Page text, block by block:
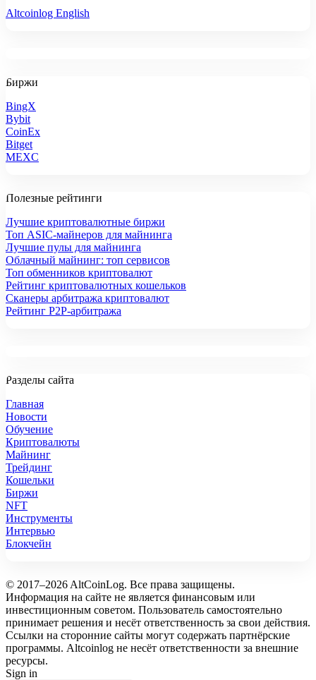
Altcoinlog English
Биржи
BingX
Bybit
CoinEx
Bitget
MEXC
Полезные рейтинги
Лучшие криптовалютные биржи
Топ ASIC-майнеров для майнинга
Лучшие пулы для майнинга
Облачный майнинг: топ сервисов
Топ обменников криптовалют
Рейтинг криптовалютных кошельков
Сканеры арбитража криптовалют
Рейтинг P2P-арбитража
Разделы сайта
Главная
Новости
Обучение
Криптовалюты
Майнинг
Трейдинг
Кошельки
Биржи
NFT
Инструменты
Интервью
Блокчейн
© 2017–2026 AltCoinLog. Все права защищены.
Информация на сайте не является финансовым или
инвестиционным советом. Пользователь самостоятельно
принимает решения и несёт ответственность за свои действия.
Ссылки на сторонние сайты могут содержать партнёрские
программы. Altcoinlog не несёт ответственности за внешние
ресурсы.
Sign in